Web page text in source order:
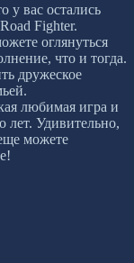
у вас остались
Fighter.
оглянуться
что и тогда.
дружеское
любимая игра и
лет. Удивительно,
можете